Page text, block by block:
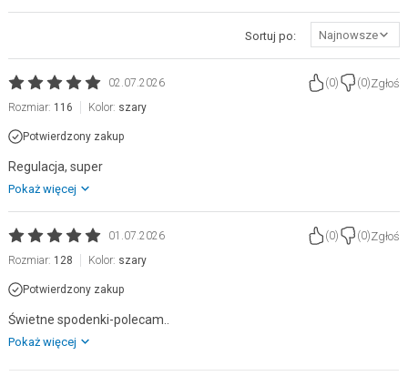
Sortuj po: Najnowsze
02.07.2026 (0) (0)Zgłoś
Rozmiar: 116 Kolor: szary
Potwierdzony zakup
Regulacja, super
Pokaż więcej
01.07.2026 (0) (0)Zgłoś
Rozmiar: 128 Kolor: szary
Potwierdzony zakup
Świetne spodenki-polecam..
Pokaż więcej